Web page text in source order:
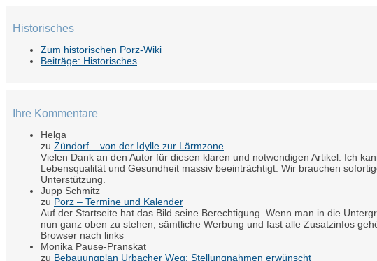
Historisches
Zum historischen Porz-Wiki
Beiträge: Historisches
Ihre Kommentare
Helga
zu Zündorf – von der Idylle zur Lärmzone
Vielen Dank an den Autor für diesen klaren und notwendigen Artikel. Ich
Lebensqualität und Gesundheit massiv beeinträchtigt. Wir brauchen
Unterstützung.
Jupp Schmitz
zu Porz – Termine und Kalender
Auf der Startseite hat das Bild seine Berechtigung. Wenn man in die
nun ganz oben zu stehen, sämtliche Werbung und fast alle Zusatzinfos
Browser nach links
Monika Pause-Pranskat
zu Bebauungplan Urbacher Weg: Stellungnahmen erwünscht